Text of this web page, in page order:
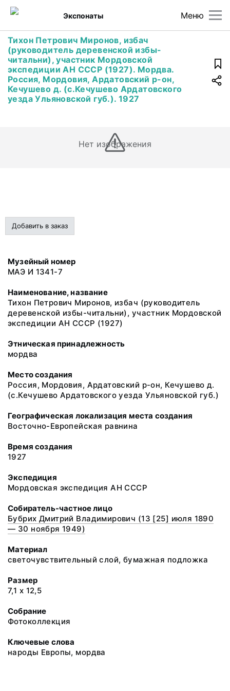
Меню
Экспонаты
Тихон Петрович Миронов, избач
(руководитель деревенской избы-
читальни), участник Мордовской
экспедиции АН СССР (1927). Мордва.
Россия, Мордовия, Ардатовский р-он,
Кечушево д. (с.Кечушево Ардатовского
уезда Ульяновской губ.). 1927
Нет изображения
Добавить в заказ
Музейный номер
МАЭ И 1341-7
Наименование, название
Тихон Петрович Миронов, избач (руководитель
деревенской избы-читальни), участник Мордовской
экспедиции АН СССР (1927)
Этническая принадлежность
мордва
Место создания
Россия, Мордовия, Ардатовский р-он, Кечушево д.
(с.Кечушево Ардатовского уезда Ульяновской губ.)
Географическая локализация места создания
Восточно-Европейская равнина
Время создания
1927
Экспедиция
Мордовская экспедиция АН СССР
Собиратель-частное лицо
Бубрих Дмитрий Владимирович (13 [25] июля 1890
— 30 ноября 1949)
Материал
светочувствительный слой, бумажная подложка
Размер
7,1 х 12,5
Собрание
Фотоколлекция
Ключевые слова
народы Европы, мордва